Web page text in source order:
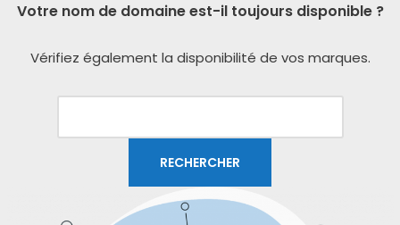
Votre nom de domaine est-il toujours disponible ?
Vérifiez éga­le­ment la dis­po­ni­bi­li­té de vos marques.